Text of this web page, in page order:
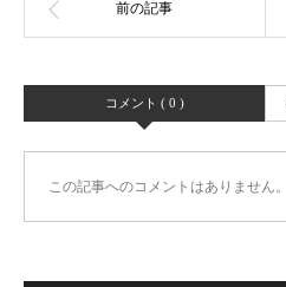
コメント ( 0 )
この記事へのコメントはありません。